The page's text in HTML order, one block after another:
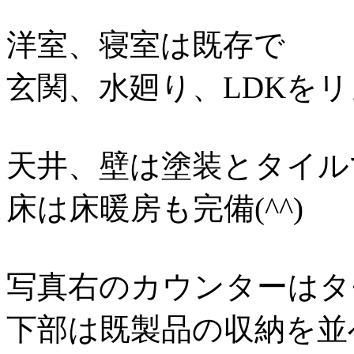
洋室、寝室は既存で
玄関、水廻り、LDKを
天井、壁は塗装とタイ
床は床暖房も完備(^^)
写真右のカウンターは
下部は既製品の収納を